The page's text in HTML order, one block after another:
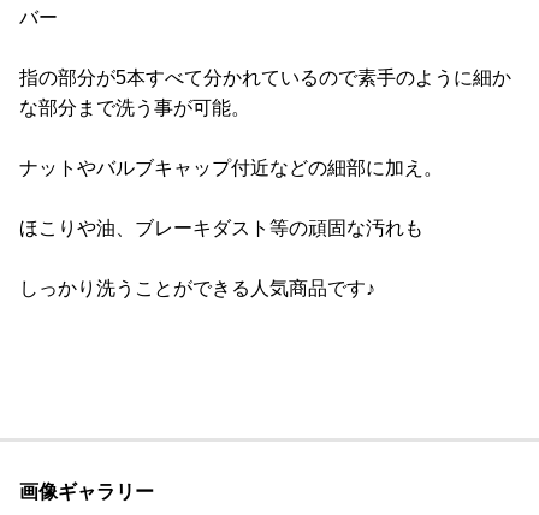
バー
指の部分が5本すべて分かれているので素手のように細か
な部分まで洗う事が可能。
ナットやバルブキャップ付近などの細部に加え。
ほこりや油、ブレーキダスト等の頑固な汚れも
しっかり洗うことができる人気商品です♪
画像ギャラリー